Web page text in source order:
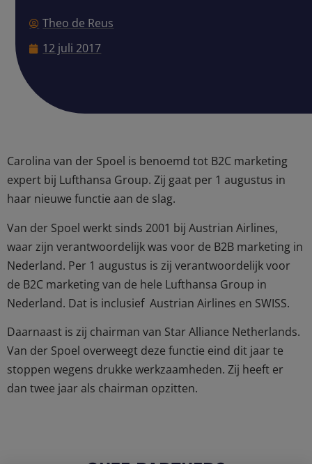
Theo de Reus
12 juli 2017
Carolina van der Spoel is benoemd tot B2C marketing
expert bij Lufthansa Group. Zij gaat per 1 augustus in
haar nieuwe functie aan de slag.
Van der Spoel werkt sinds 2001 bij Austrian Airlines,
waar zijn verantwoordelijk was voor de B2B marketing in
Nederland. Per 1 augustus is zij verantwoordelijk voor
de B2C marketing van de hele Lufthansa Group in
Nederland. Dat is inclusief Austrian Airlines en SWISS.
Daarnaast is zij chairman van Star Alliance Netherlands.
Van der Spoel overweegt deze functie eind dit jaar te
stoppen wegens drukke werkzaamheden. Zij heeft er
dan twee jaar als chairman opzitten.